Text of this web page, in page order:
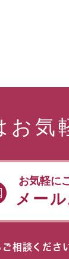
お気
お気軽に
メー
相談くださ